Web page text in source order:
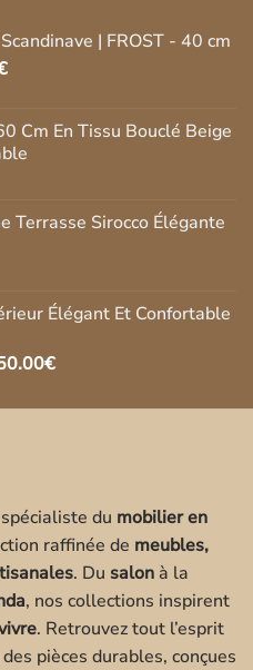
| FROST - 40 cm
Le
est :
237.00€.
Cm En Tissu Bouclé Beige
Terrasse Sirocco Élégante
Élégant Et Confortable
€Plage
prix :
du mobilier en
raffinée de meubles,
. Du salon à la
, nos collections inspirent
. Retrouvez tout l’esprit
pièces durables, conçues